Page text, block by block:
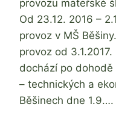
provozu mateřské
Od 23.12. 2016 –
provoz v MŠ
provoz od
dochází po
– technických a
Běšinech dne 1.9….